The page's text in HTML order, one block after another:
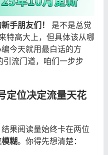
手朋友们！
​ 是不是总觉
特高大上，但具体该从哪
今天就用最白话的方
流门道，咱们一步步
定位决定流量天花
果阅读量始终卡在两位
糊。你得先想清楚：